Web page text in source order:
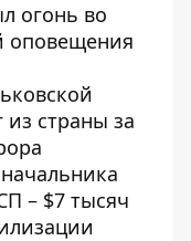
огонь во
оповещения
из страны за
– $7 тысяч